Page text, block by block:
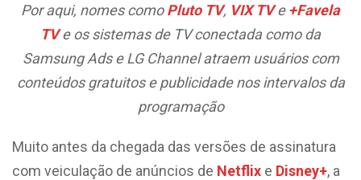
Por aqui, nomes comoPluto TV, VIX TVe+Favela
TVe os sistemas de TV conectada como da
Samsung Ads e LG Channel atraem usuários com
conteúdos gratuitos e publicidade nos intervalos da
programação
Muito antes da chegada das versões de assinatura
com veiculação de anúncios de Netflix e Disney+, a